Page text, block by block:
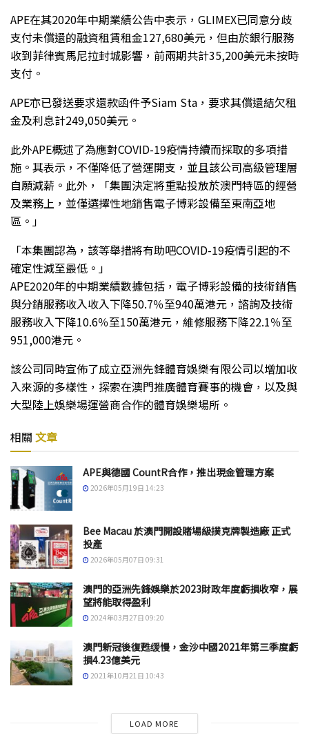
APE在其2020年中期業績公告中表示，GLIMEX已同意分歧
支付未償還的融資租賃租金127,680美元，但由於銀行服務
收到菲律賓馬尼拉封城影響，前兩期共計35,200美元未按時
支付。
APE亦已發送要求還款函件予Siam Sta，要求其償還結欠租
金及利息計249,050美元。
此外APE概述了為應對COVID-19疫情持續而採取的多項措
施。其表示，不僅降低了營運開支，並且該公司高級管理層
自願減薪。此外，「集團決定將重點投放於澳門特區的經營
及業務上，並僅選擇性地銷售電子博彩設備至東南亞地
區。」
「本集團認為，該等舉措將有助吧COVID-19疫情引起的不
確定性減至最低。」
APE2020年的中期業績數據包括，電子博彩設備的技術銷售
與分銷服務收入收入下降50.7％至940萬港元，諮詢及技術
服務收入下降10.6％至150萬港元，維修服務下降22.1％至
951,000港元。
該公司同時宣佈了成立亞洲先鋒體育娛樂有限公司以增加收
入來源的多樣性，探索在澳門推廣體育賽事的機會，以及與
大型陸上娛樂場運營商合作的體育娛樂場所。
相關 文章
APE與德國 CountR合作，推出現金管理方案
2026年05月19日 14:23
Bee Macau 於澳門開設賭場級撲克牌製造廠 正式
投產
2026年05月07日 09:31
澳門的亞洲先鋒娛樂於2023財政年度虧損收窄，展
望將能取得盈利
2024年03月27日 09:20
澳門新冠後復甦缓慢，金沙中國2021年第三季度虧
損4.23億美元
2021年10月21日 10:43
LOAD MORE